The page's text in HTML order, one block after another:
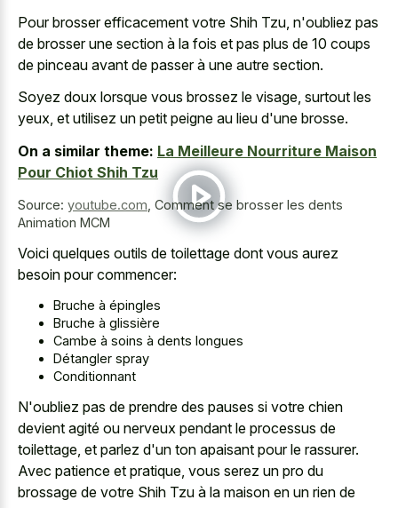
Pour brosser efficacement votre Shih Tzu, n'oubliez pas
de brosser une section à la fois et pas plus de 10 coups
de pinceau avant de passer à une autre section.
Soyez doux lorsque vous brossez le visage, surtout les
yeux, et utilisez un petit peigne au lieu d'une brosse.
On a similar theme: La Meilleure Nourriture Maison
Pour Chiot Shih Tzu
Source: youtube.com Comment se brosser les dents
Animation MCM
Voici quelques outils de toilettage dont vous aurez
besoin pour commencer:
Bruche à épingles
Bruche à glissière
Cambe à soins à dents longues
Détangler spray
Conditionnant
N'oubliez pas de prendre des pauses si votre chien
devient agité ou nerveux pendant le processus de
toilettage, et parlez d'un ton apaisant pour le rassurer.
Avec patience et pratique, vous serez un pro du
brossage de votre Shih Tzu à la maison en un rien de